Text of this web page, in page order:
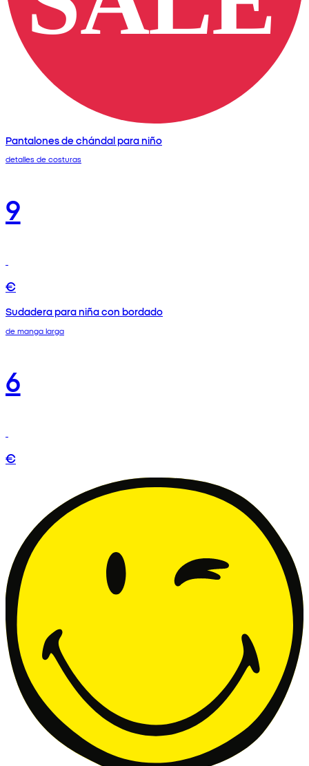
Pantalones de chándal para niño
detalles de costuras
9
€
Sudadera para niña con bordado
de manga larga
6
€